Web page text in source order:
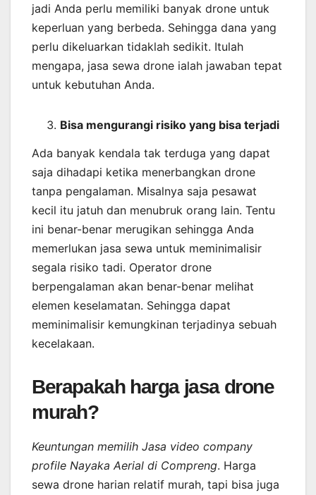
jadi Anda perlu memiliki banyak drone untuk
keperluan yang berbeda. Sehingga dana yang
perlu dikeluarkan tidaklah sedikit. Itulah
mengapa, jasa sewa drone ialah jawaban tepat
untuk kebutuhan Anda.
Bisa mengurangi risiko yang bisa terjadi
Ada banyak kendala tak terduga yang dapat
saja dihadapi ketika menerbangkan drone
tanpa pengalaman. Misalnya saja pesawat
kecil itu jatuh dan menubruk orang lain. Tentu
ini benar-benar merugikan sehingga Anda
memerlukan jasa sewa untuk meminimalisir
segala risiko tadi. Operator drone
berpengalaman akan benar-benar melihat
elemen keselamatan. Sehingga dapat
meminimalisir kemungkinan terjadinya sebuah
kecelakaan.
Berapakah harga jasa drone
murah?
Keuntungan memilih Jasa video company
profile Nayaka Aerial di Compreng. Harga
sewa drone harian relatif murah, tapi bisa juga